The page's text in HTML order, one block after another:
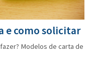
e como solicitar
Modelos de carta de